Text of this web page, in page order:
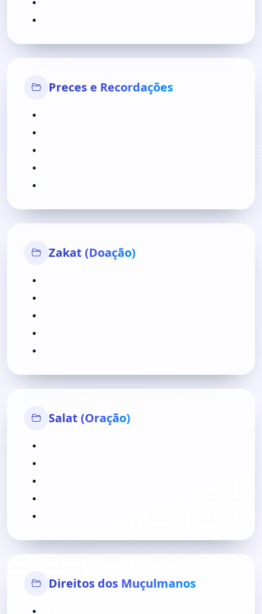
Preces e Recordações
Zakat (Doação)
Salat (Oração)
Direitos dos Muçulmanos